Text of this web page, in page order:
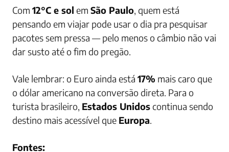
Com 12°C e sol em São Paulo, quem está
pensando em viajar pode usar o dia pra pesquisar
pacotes sem pressa — pelo menos o câmbio não vai
dar susto até o fim do pregão.
Vale lembrar: o Euro ainda está 17% mais caro que
o dólar americano na conversão direta. Para o
turista brasileiro, Estados Unidoscontinua sendo
destino mais acessível que Europa.
Fontes: